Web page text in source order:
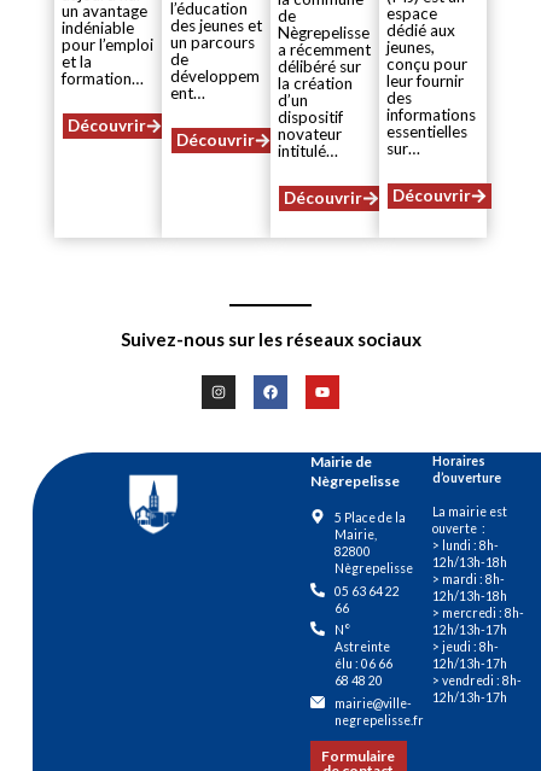
un avantage
indéniable
pour l’emploi
et la
formation…
Découvrir
l’éducation
des jeunes et
un parcours
de
développem
ent…
Découvrir
de
Nègrepelisse
a récemment
délibéré sur
la création
d’un
dispositif
novateur
intitulé…
Découvrir
espace
dédié aux
jeunes,
conçu pour
leur fournir
des
informations
essentielles
sur…
Découvrir
Suivez-nous sur les réseaux sociaux
Mairie de
Nègrepelisse
5 Place de la
Mairie,
82800
Nègrepelisse
05 63 64 22
66
N°
Astreinte
élu : 06 66
68 48 20
mairie@ville-
negrepelisse.fr
Formulaire
Horaires
d’ouverture
La mairie est
ouverte :
> lundi : 8h-
12h/13h-18h
> mardi : 8h-
12h/13h-18h
> mercredi : 8h-
12h/13h-17h
> jeudi : 8h-
12h/13h-17h
> vendredi : 8h-
12h/13h-17h